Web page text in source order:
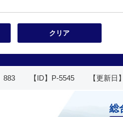
883 【ID】 P-5545 【更新日
総